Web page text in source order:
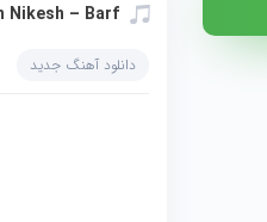
Nikesh – Barf
دانلود آهنگ جدید